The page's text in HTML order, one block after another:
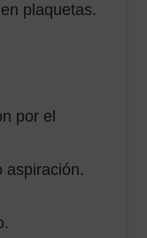
plaquetas.
por el
aspiración.